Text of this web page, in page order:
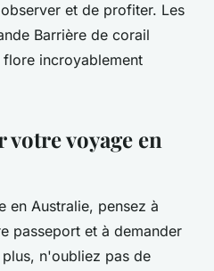
et de profiter. Les
Barrière de corail
incroyablement
voyage en
en Australie, pensez à
passeport et à demander
n'oubliez pas de